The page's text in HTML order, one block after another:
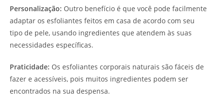
Personalização: Outro benefício é que você pode facilmente
adaptar os esfoliantes feitos em casa de acordo com seu
tipo de pele, usando ingredientes que atendem às suas
necessidades específicas.
Praticidade: Os esfoliantes corporais naturais são fáceis de
fazer e acessíveis, pois muitos ingredientes podem ser
encontrados na sua despensa.